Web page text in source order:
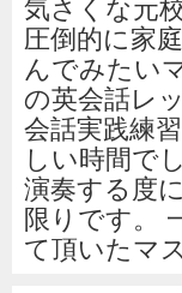
圧倒的に家
んでみたい
の英会話レ
会話実践練
しい時間で
演奏する度
限りです。
て頂いたマ